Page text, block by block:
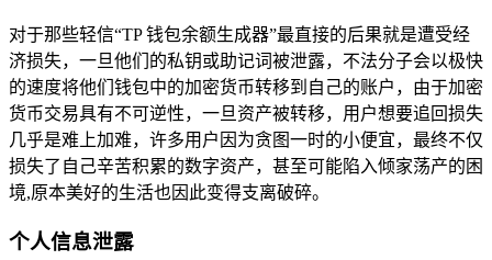
对于那些轻信“TP 钱包余额生成器”最直接的后果就是遭受经
济损失，一旦他们的私钥或助记词被泄露，不法分子会以极快
的速度将他们钱包中的加密货币转移到自己的账户，由于加密
货币交易具有不可逆性，一旦资产被转移，用户想要追回损失
几乎是难上加难，许多用户因为贪图一时的小便宜，最终不仅
损失了自己辛苦积累的数字资产，甚至可能陷入倾家荡产的困
境,原本美好的生活也因此变得支离破碎。
个人信息泄露